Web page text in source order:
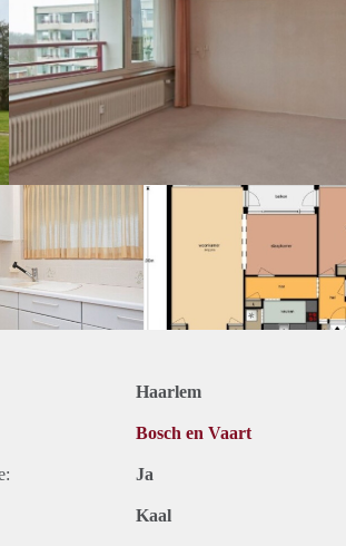
Haarlem
Bosch en Vaart
Ja
Kaal